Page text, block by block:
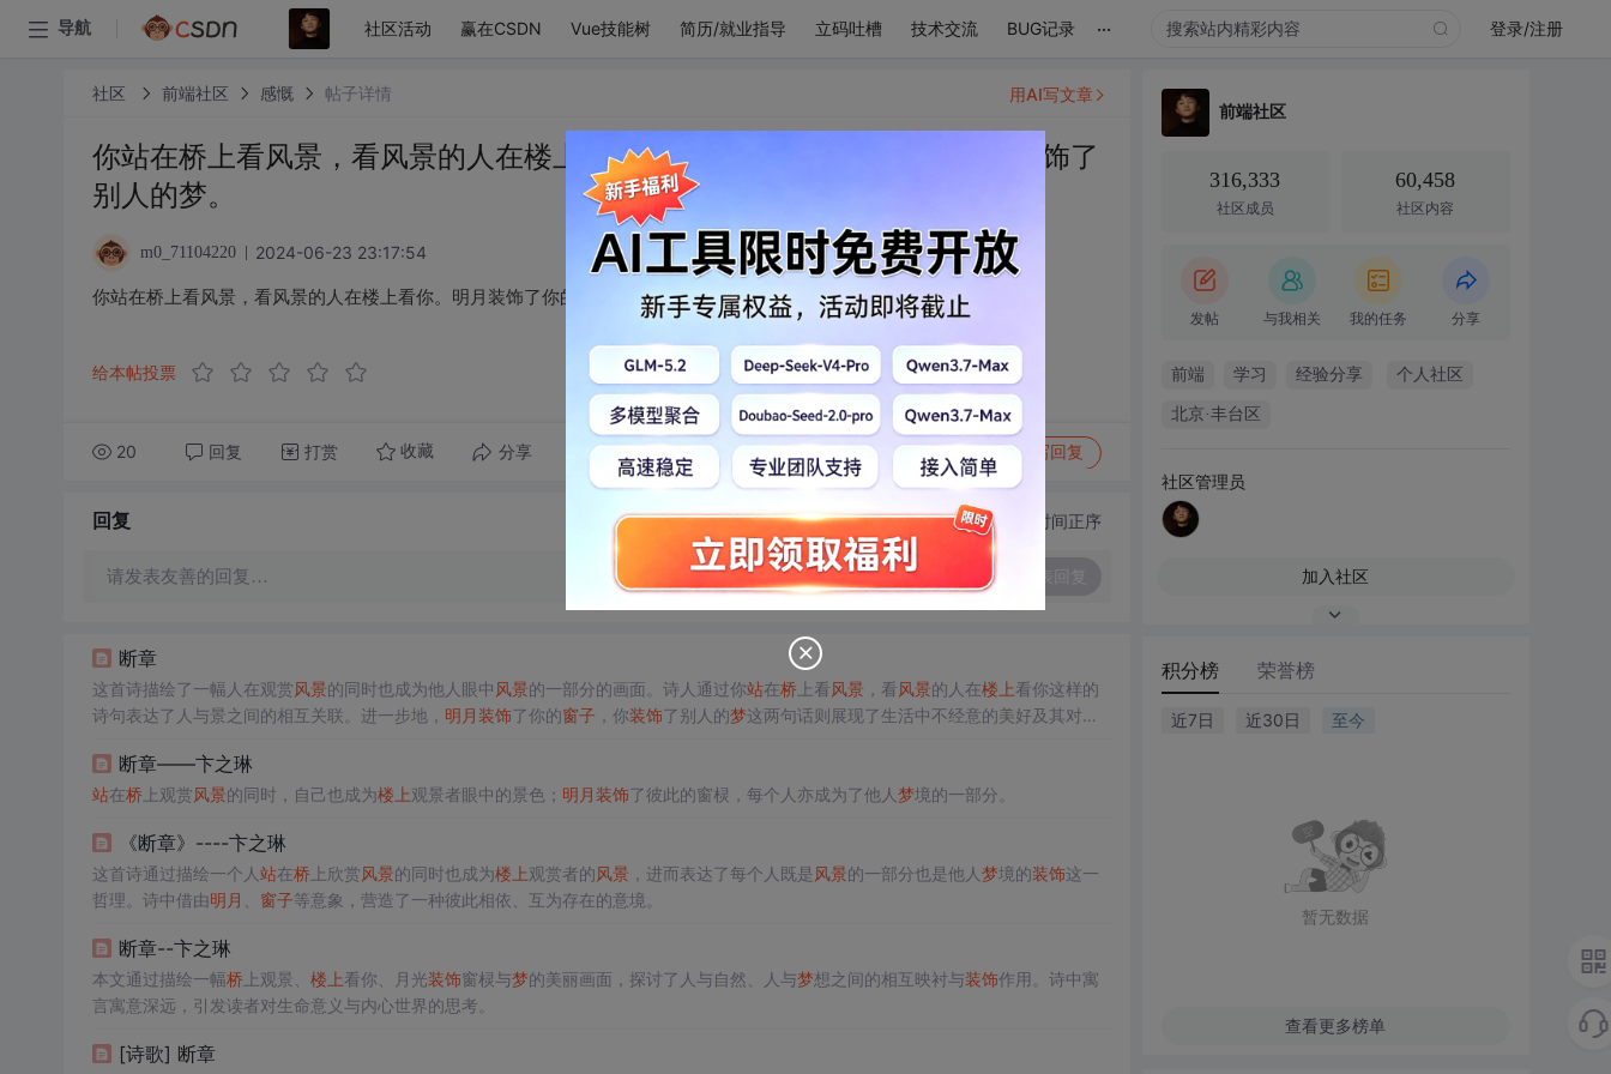
导航 社区活动 赢在CSDN Vue技能树 简历/就业指导 立码吐槽 技术交流 BUG记录 ... 登录/注册
社区 前端社区 感慨 帖子详情
你站在桥上看风景，看风景的人在楼上看你。明月装饰了你的窗子，你却装饰了
别人的梦。
m0_71104220 2024-06-23 23:17:54
你站在桥上看风景，看风景的人在楼上看你。明月装饰了你的窗子，你却装饰了别人的梦。
给本帖投票
20 回复 打赏 收藏 分享 转发到动态 举报 写回复
用AI写文章
回复 切换为时间正序
请发表友善的回复…
断章
这首诗描绘了一幅人在观赏风景的同时也成为他人眼中 风景的一部分的画面。诗人通过你站在桥 上看风景 ，看风景的人在楼上看你这样的
诗句表达了人与景之间的相互关联。进一步地， 明月 装饰了你的窗子 ，你装饰了别人的梦这两句话则展现了生活中不经意的美好及其对他
断章——卞之琳
站在桥 上观赏风景的同时，自己也成为楼上观景者眼中的景色； 明月 装饰了彼此的窗棂，每个人亦成为了他人 梦境的一部分。
《断章》----卞之琳
这首诗通过描绘一个人 站在桥 上欣赏风景的同时也成为楼上观赏者的风景 ，进而表达了每个人既是风景的一部分也是他人 梦境的装饰这一
哲理。诗中借由明月 窗子等意象，营造了一种彼此相依、互为存在的意境。
断章--卞之琳
本文通过描绘一幅桥 上观景、 楼上看你、月光装饰窗棂与梦的美丽画面，探讨了人与自然、人与梦想之间的相互映衬与装饰作用。诗中寓
言寓意深远，引发读者对生命意义与内心世界的思考。
[诗歌] 断章
前端社区
316,333
社区成员
60,458
社区内容
发帖 与我相关 我的任务 分享
前端 学习 经验分享 个人社区
北京·丰台区
社区管理员
加入社区
积分榜 荣誉榜
近7日 近30日 至今
暂无数据
查看更多榜单